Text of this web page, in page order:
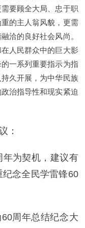
要顾全大局、忠于职
的主人翁风貌，更需
洽的良好社会风尚。
人民群众中的巨大影
一系列重要指示为指
久开展，为中华民族
治指导性和现实紧迫
：
年为契机，建议有
念全民学雷锋60
周年总结纪念大